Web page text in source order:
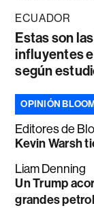
ECUADOR
Estas son
influyentes
según
OPINIÓN
Editores de
Kevin Warsh
Liam Denning
Un Trump
grandes